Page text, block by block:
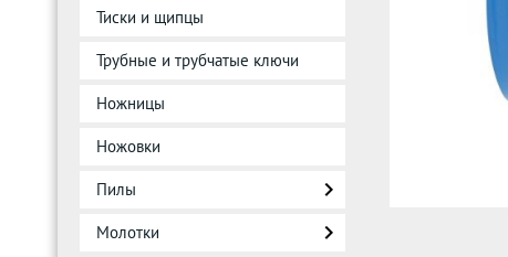
Тиски и щипцы
Трубные и трубчатые ключи
Ножницы
Ножовки
Пилы
Молотки